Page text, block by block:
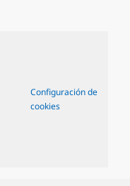
Configuración de
cookies